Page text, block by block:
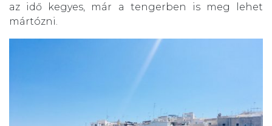
az idő kegyes, már a tengerben is meg lehet
mártózni.